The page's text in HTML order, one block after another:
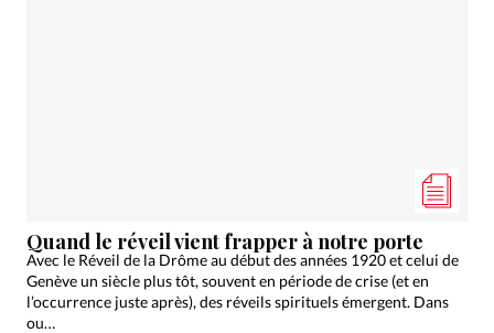
Quand le réveil vient frapper à notre porte
Avec le Réveil de la Drôme au début des années 1920 et celui de
Genève un siècle plus tôt, souvent en période de crise (et en
l’occurrence juste après), des réveils spirituels émergent. Dans
ou…